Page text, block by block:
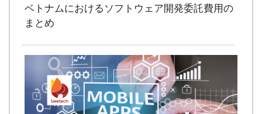
ベトナムにおけるソフトウェア開発委託費用の
まとめ